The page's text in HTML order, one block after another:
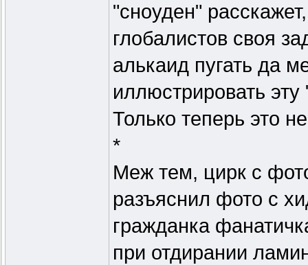
"сноуден"
глобалистов своя
алькаид пугать да
иллюстрировать
Только теперь это
*
Меж тем, цирк с
разъяснил фото с
гражданка
при отдирании